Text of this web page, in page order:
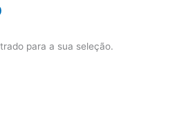
para a sua seleção.